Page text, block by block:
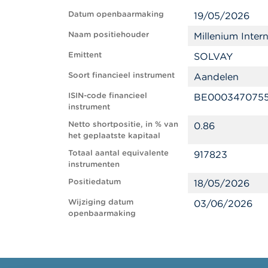
Datum openbaarmaking 19/05/2026
Naam positiehouder Millenium
Emittent SOLVAY
Soort financieel instrument Aandelen
ISIN-code financieel
instrument
Netto shortpositie, in % van
het geplaatste kapitaal
0.86
Totaal aantal equivalente
instrumenten
917823
Positiedatum 18/05/2026
Wijziging datum
openbaarmaking
03/06/2026